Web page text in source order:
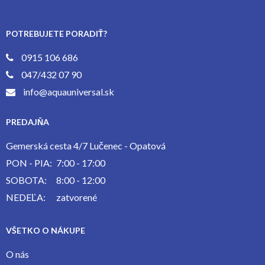
POTREBUJETE PORADIŤ?
0915 106 686
047/432 07 90
info@aquauniversal.sk
PREDAJŇA
Gemerská cesta 4/7 Lučenec - Opatová
PON - PIA: 7:00 - 17:00
SOBOTA:
8:00 - 12:00
NEDEĽA:
zatvorené
VŠETKO O NÁKUPE
O nás